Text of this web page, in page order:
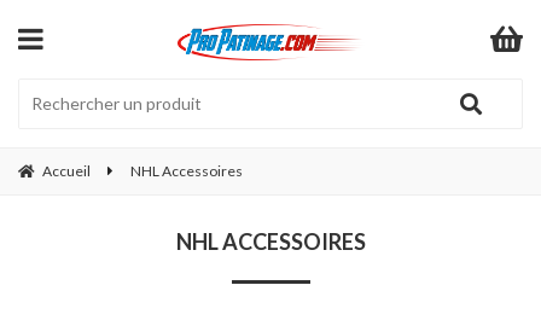
Accueil NHL Accessoires
NHL ACCESSOIRES